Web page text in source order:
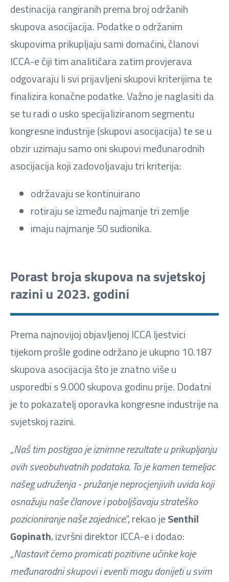
destinacija rangiranih prema broj održanih
skupova asocijacija. Podatke o održanim
skupovima prikupljaju sami domaćini, članovi
ICCA-e čiji tim analitičara zatim provjerava
odgovaraju li svi prijavljeni skupovi kriterijima te
finalizira konačne podatke. Važno je naglasiti da
se tu radi o usko specijaliziranom segmentu
kongresne industrije (skupovi asocijacija) te se u
obzir uzimaju samo oni skupovi međunarodnih
asocijacija koji zadovoljavaju tri kriterija:
održavaju se kontinuirano
rotiraju se između najmanje tri zemlje
imaju najmanje 50 sudionika.
Porast broja skupova na svjetskoj
razini u 2023. godini
Prema najnovijoj objavljenoj ICCA ljestvici
tijekom prošle godine održano je ukupno 10.187
skupova asocijacija što je znatno više u
usporedbi s 9.000 skupova godinu prije. Dodatni
je to pokazatelj oporavka kongresne industrije na
svjetskoj razini.
„Naš tim postigao je iznimne rezultate u prikupljanju
ovih sveobuhvatnih podataka. To je kamen temeljac
našeg udruženja - pružanje neprocjenjivih uvida koji
osnažuju naše članove i poboljšavaju strateško
pozicioniranje naše zajednice.“, rekao jeSenthil
Gopinath, izvršni direktor ICCA-e i dodao:
„Nastavit ćemo promicati pozitivne učinke koje
međunarodni skupovi i eventi mogu donijeti u svim